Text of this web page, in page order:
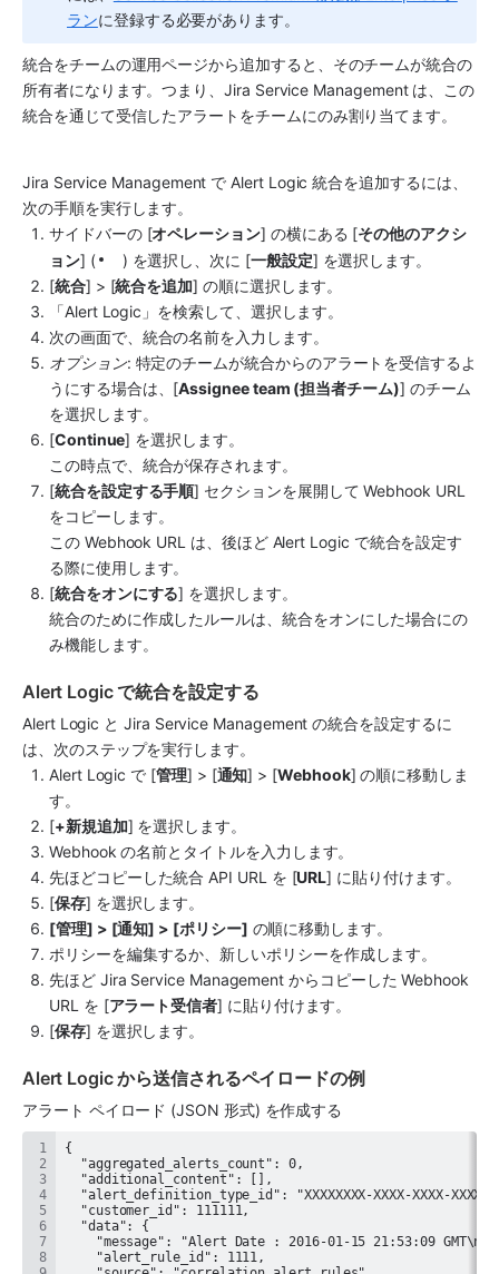
ランに登録する必要があります。
統合をチームの運用ページから追加すると、そのチームが統合の
所有者になります。つまり、Jira Service Management は、この
統合を通じて受信したアラートをチームにのみ割り当てます。
Jira Service Management で Alert Logic 統合を追加するには、
次の手順を実行します。
サイドバーの [オペレーション] の横にある [その他のアクシ
ョン] ( ) を選択し、次に [一般設定] を選択します。
[統合] > [統合を追加] の順に選択します。
「Alert Logic 」を検索して、選択します。
次の画面で、統合の名前を入力します。
オプション: 特定のチームが統合からのアラートを受信するよ
うにする場合は、[Assignee team (担当者チーム)] のチーム
を選択します。
[Continue] を選択します。
この時点で、統合が保存されます。
[統合を設定する手順] セクションを展開して Webhook URL
をコピーします。
この Webhook URL は、後ほど Alert Logic で統合を設定す
る際に使用します。
[統合をオンにする] を選択します。
統合のために作成したルールは、統合をオンにした場合にの
み機能します。
Alert Logic で統合を設定する
Alert Logic と Jira Service Management の統合を設定するに
は、次のステップを実行します。
Alert Logic で [管理] > [通知] > [Webhook] の順に移動しま
す。
[+新規追加] を選択します。
Webhook の名前とタイトルを入力します。
先ほどコピーした統合 API URL を [URL] に貼り付けます。
[保存] を選択します。
[管理] > [通知] > [ポリシー] の順に移動します。
ポリシーを編集するか、新しいポリシーを作成します。
先ほど Jira Service Management からコピーした Webhook
URL を [アラート受信者] に貼り付けます。
[保存] を選択します。
Alert Logic から送信されるペイロードの例
アラート ペイロード (JSON 形式) を作成する